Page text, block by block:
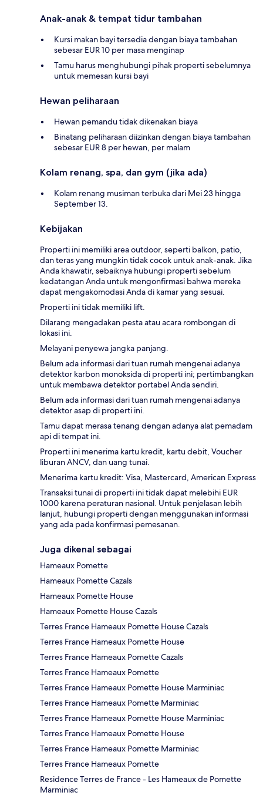
Anak-anak & tempat tidur tambahan
Kursi makan bayi tersedia dengan biaya tambahan
sebesar EUR 10 per masa menginap
Tamu harus menghubungi pihak properti sebelumnya
untuk memesan kursi bayi
Hewan peliharaan
Hewan pemandu tidak dikenakan biaya
Binatang peliharaan diizinkan dengan biaya tambahan
sebesar EUR 8 per hewan, per malam
Kolam renang, spa, dan gym (jika ada)
Kolam renang musiman terbuka dari Mei 23 hingga
September 13.
Kebijakan
Properti ini memiliki area outdoor, seperti balkon, patio,
dan teras yang mungkin tidak cocok untuk anak-anak. Jika
Anda khawatir, sebaiknya hubungi properti sebelum
kedatangan Anda untuk mengonfirmasi bahwa mereka
dapat mengakomodasi Anda di kamar yang sesuai.
Properti ini tidak memiliki lift.
Dilarang mengadakan pesta atau acara rombongan di
lokasi ini.
Melayani penyewa jangka panjang.
Belum ada informasi dari tuan rumah mengenai adanya
detektor karbon monoksida di properti ini; pertimbangkan
untuk membawa detektor portabel Anda sendiri.
Belum ada informasi dari tuan rumah mengenai adanya
detektor asap di properti ini.
Tamu dapat merasa tenang dengan adanya alat pemadam
api di tempat ini.
Properti ini menerima kartu kredit, kartu debit, Voucher
liburan ANCV, dan uang tunai.
Menerima kartu kredit: Visa, Mastercard, American Express
Transaksi tunai di properti ini tidak dapat melebihi EUR
1000 karena peraturan nasional. Untuk penjelasan lebih
lanjut, hubungi properti dengan menggunakan informasi
yang ada pada konfirmasi pemesanan.
Juga dikenal sebagai
Hameaux Pomette
Hameaux Pomette Cazals
Hameaux Pomette House
Hameaux Pomette House Cazals
Terres France Hameaux Pomette House Cazals
Terres France Hameaux Pomette House
Terres France Hameaux Pomette Cazals
Terres France Hameaux Pomette
Terres France Hameaux Pomette House Marminiac
Terres France Hameaux Pomette Marminiac
Terres France Hameaux Pomette House Marminiac
Terres France Hameaux Pomette House
Terres France Hameaux Pomette Marminiac
Terres France Hameaux Pomette
Residence Terres de France - Les Hameaux de Pomette
Marminiac